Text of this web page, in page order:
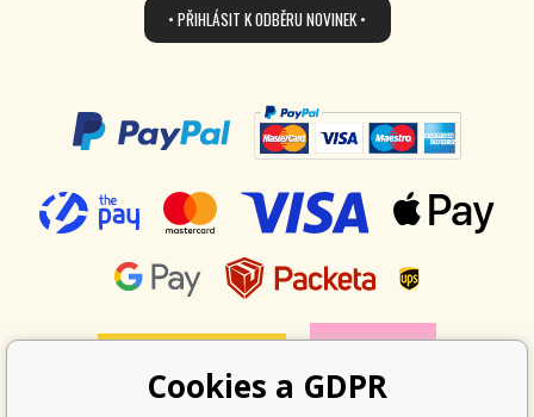
• PŘIHLÁSIT K ODBĚRU NOVINEK •
Cookies a GDPR